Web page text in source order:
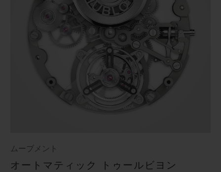
ムーブメント
オートマティック トゥールビヨン